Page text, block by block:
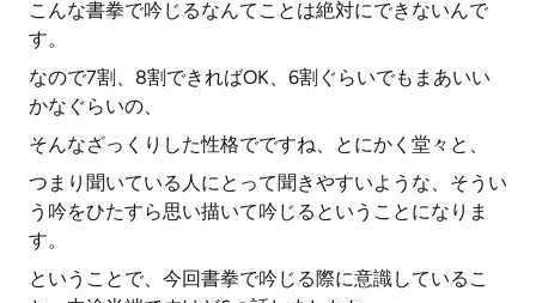
こんな書拳で吟じるなんてことは絶対にできないんで
す。
なので7割、8割できればOK、6割ぐらいでもまあいい
かなぐらいの、
そんなざっくりした性格でですね、とにかく堂々と、
つまり聞いている人にとって聞きやすいような、そうい
う吟をひたすら思い描いて吟じるということになりま
す。
ということで、今回書拳で吟じる際に意識しているこ